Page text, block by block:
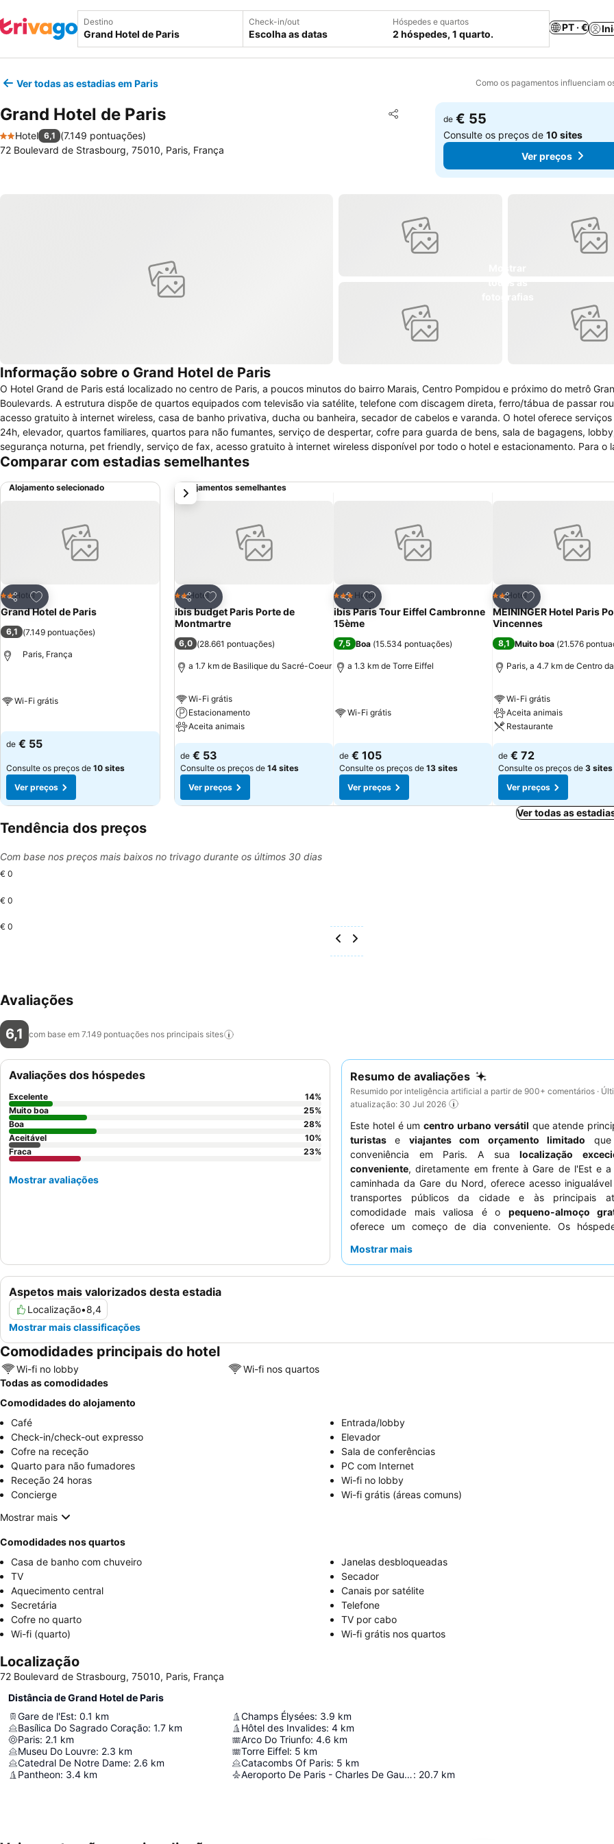
Destino Check-in/out
Escolha as datas
Hóspedes e quartos
2 hóspedes, 1 quarto.
PT · €
Ver todas as estadias em Paris Como os pagamentos influenciam
Grand Hotel de Paris Partilhar
Adicionar aos favoritos
2 Estrelas
Hotel 6,1 (7.149 pontuações)
72 Boulevard de Strasbourg, 75010, Paris, França
de € 55
Consulte os preços de10 sites
Ver preços
Informação sobre o Grand Hotel de Paris
O Hotel Grand de Paris está localizado no centro de Paris, a poucos minutos do bairro Marais, Centro Pompidou e próximo do metrô
Boulevards. A estrutura dispõe de quartos equipados com televisão via satélite, telefone com discagem direta, ferro/tábua de passar
acesso gratuito à internet wireless, casa de banho privativa, ducha ou banheira, secador de cabelos e varanda. O hotel oferece
24h, elevador, quartos familiares, quartos para não fumantes, serviço de despertar, cofre para guarda de bens, sala de bagagens,
segurança noturna, pet friendly, serviço de fax, acesso gratuito à internet wireless disponível por todo o hotel e estacionamento. Para o
hóspede visitas ao Museu Nacional Frances de Arte Moderna, Fortaleza medieval, Museu Picasso, Sacre Couer entre outros. O
Comparar com estadias semelhantes
Alojamento selecionado
Partilhar
Adicionar aos favoritos
2 Estrelas
Hotel
Grand Hotel de Paris
6,1 (7.149 pontuações)
Paris, França
Wi-Fi grátis
de € 55
Consulte os preços de 10 sites
Ver preços
Alojamentos semelhantes
Partilhar
Adicionar aos favoritos
2 Estrelas
Hotel
ibis budget Paris Porte de
Montmartre
6,0 (28.661 pontuações)
a 1.7 km de Basilique du Sacré-Coeur
Wi-Fi grátis
Estacionamento
Aceita animais
de € 53
Consulte os preços de 14 sites
Ver preços
Partilhar
Adicionar aos favoritos
3 Estrelas
Hotel
ibis Paris Tour Eiffel Cambronne
15ème
7,5 Boa (15.534 pontuações)
a 1.3 km de Torre Eiffel
Wi-Fi grátis
de € 105
Consulte os preços de 13 sites
Ver preços
Partilhar
Adicionar aos
2 Estrelas
Hotel
MEININGER Hotel Paris
Vincennes
8,1 Muito boa (21.576
Paris, a 4.7 km de Centro
Wi-Fi grátis
Aceita animais
Restaurante
de € 72
Consulte os preços de 3 sites
Ver preços
próximo
Ver todas as
Tendência dos preços
Com base nos preços mais baixos no trivago durante os últimos 30 dias
€ 0
€ 0
€ 0
Avaliações
6,1 com base em 7.149 pontuações nos principais sites
Resumo de avaliações
Resumido por inteligência artificial a partir de 900+ comentários ·
atualização: 30 Jul 2026
Este hotel é umcentro urbano versátil que atende
turistas e viajantes com orçamento limitado que
conveniência em Paris. A sualocalização
conveniente, diretamente em frente à Gare de l'Est e
caminhada da Gare du Nord, oferece acesso
transportes públicos da cidade e às principais
comodidade mais valiosa é o pequeno-almoço
oferece um começo de dia conveniente. Os
eficiência, melhorando a experiência geral. Para uma
Mostrar mais
Aspetos mais valorizados desta estadia
Localização•8,4
Mostrar mais classificações
Avaliações dos hóspedes
Excelente 14%
Muito boa
25%
Boa
28%
Aceitável
10%
Fraca
23%
Mostrar avaliações
Comodidades principais do hotel
Wi-fi no lobby
Wi-fi nos quartos
Todas as comodidades
Comodidades do alojamento
Café
Entrada/lobby
Check-in/check-out expresso
Elevador
Cofre na receção
Sala de conferências
Quarto para não fumadores
PC com Internet
Receção 24 horas
Wi-fi no lobby
Concierge
Wi-fi grátis (áreas comuns)
Mostrar mais
Comodidades nos quartos
Casa de banho com chuveiro
Janelas desbloqueadas
TV
Secador
Aquecimento central
Canais por satélite
Secretária
Telefone
Cofre no quarto
TV por cabo
Wi-fi (quarto)
Wi-fi grátis nos quartos
Localização
72 Boulevard de Strasbourg, 75010, Paris, França
Distância de Grand Hotel de Paris
Gare de l'Est: 0.1 km
Basílica Do Sagrado Coração: 1.7 km
Paris: 2.1 km
Museu Do Louvre: 2.3 km
Catedral De Notre Dame: 2.6 km
Pantheon: 3.4 km
Champs Élysées: 3.9 km
Hôtel des Invalides: 4 km
Arco Do Triunfo: 4.6 km
Torre Eiffel: 5 km
Catacombs Of Paris: 5 km
Aeroporto De Paris - Charles De Gaulle: 20.7 km